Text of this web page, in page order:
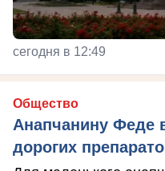
сегодня в 12:49
Общество
Анапчанину Феде
дорогих